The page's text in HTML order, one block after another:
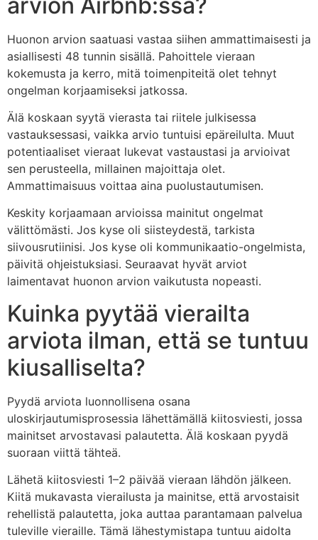
Huonon arvion saatuasi vastaa siihen ammattimaisesti ja
asiallisesti 48 tunnin sisällä. Pahoittele vieraan
kokemusta ja kerro, mitä toimenpiteitä olet tehnyt
ongelman korjaamiseksi jatkossa.
Älä koskaan syytä vierasta tai riitele julkisessa
vastauksessasi, vaikka arvio tuntuisi epäreilulta. Muut
potentiaaliset vieraat lukevat vastaustasi ja arvioivat
sen perusteella, millainen majoittaja olet.
Ammattimaisuus voittaa aina puolustautumisen.
Keskity korjaamaan arvioissa mainitut ongelmat
välittömästi. Jos kyse oli siisteydestä, tarkista
siivousrutiinisi. Jos kyse oli kommunikaatio-ongelmista,
päivitä ohjeistuksiasi. Seuraavat hyvät arviot
laimentavat huonon arvion vaikutusta nopeasti.
Kuinka pyytää vierailta
arviota ilman, että se tuntuu
kiusalliselta?
Pyydä arviota luonnollisena osana
uloskirjautumisprosessia lähettämällä kiitosviesti, jossa
mainitset arvostavasi palautetta. Älä koskaan pyydä
suoraan viittä tähteä.
Lähetä kiitosviesti 1–2 päivää vieraan lähdön jälkeen.
Kiitä mukavasta vierailusta ja mainitse, että arvostaisit
rehellistä palautetta, joka auttaa parantamaan palvelua
tuleville vieraille. Tämä lähestymistapa tuntuu aidolta